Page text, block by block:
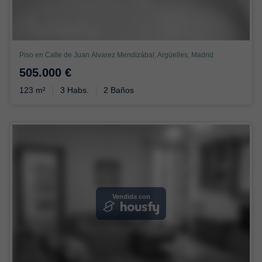
Piso en Calle de Juan Álvarez Mendizábal, Argüelles, Madrid
505.000 €
123 m² 3 Habs. 2 Baños
Vendida con